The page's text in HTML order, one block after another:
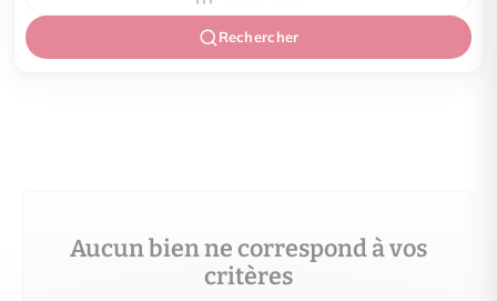
Rechercher
Aucun bien ne correspond à vos
critères